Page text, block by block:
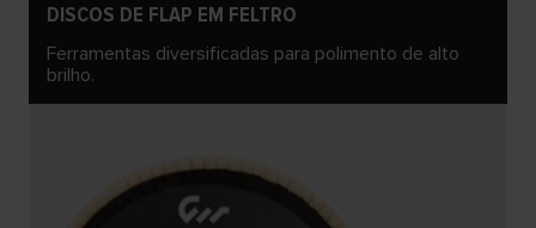
DISCOS DE FLAP EM FELTRO
Ferramentas diversificadas para polimento de alto
brilho.